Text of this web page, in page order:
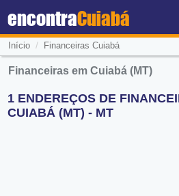
encontraCuiabá
Início / Financeiras Cuiabá
Financeiras em Cuiabá (MT)
1 ENDEREÇOS DE
CUIABÁ (MT) - MT